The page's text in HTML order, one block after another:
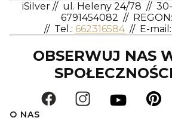
iSilver // ul. Heleny 24/78 //
6791454082 //
// Tel.: 662316584 // E-mail:
OBSERWUJ NAS
O NAS